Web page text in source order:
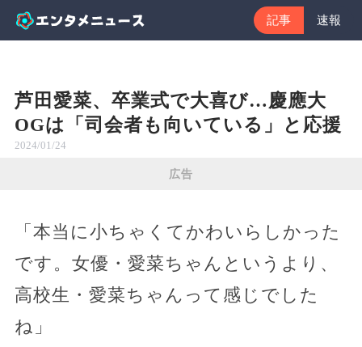
記事 速報
芦田愛菜、卒業式で大喜び…慶應大
OGは「司会者も向いている」と応援
2024/01/24
広告
「本当に小ちゃくてかわいらしかった
です。女優・愛菜ちゃんというより、
高校生・愛菜ちゃんって感じでした
ね」